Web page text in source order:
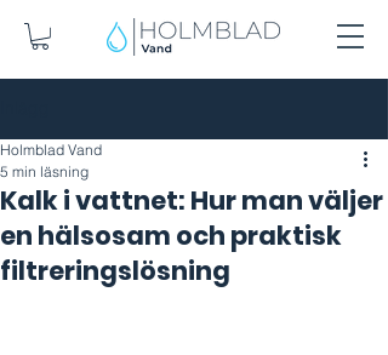
Kalk i vattnet: Hur man väljer
en hälsosam och praktisk
filtreringslösning
Holmblad Vand
5 min läsning